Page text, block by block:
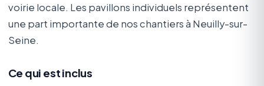
voirie locale. Les pavillons individuels représentent
une part importante de nos chantiers à Neuilly-sur-
Seine.
Ce qui est inclus